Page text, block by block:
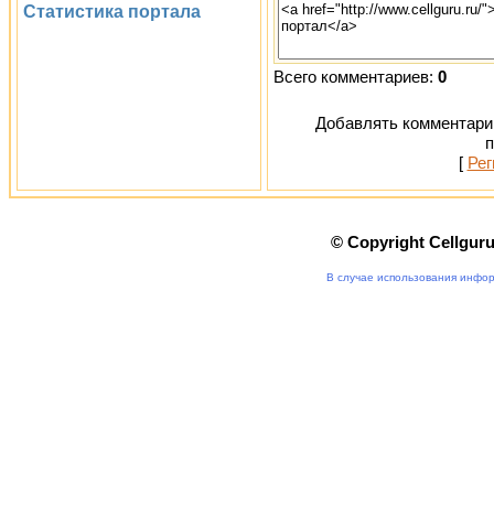
Статистика портала
Всего комментариев: 0
Добавлять
[
© Copyright
В случае использования